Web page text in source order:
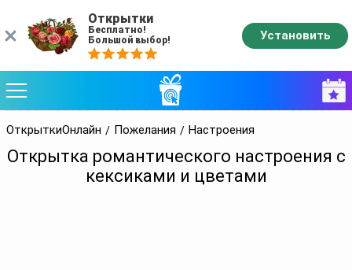
ОткрыткиОнлайн Пожелания Настроения
Открытка романтического настроения с
кексиками и цветами
Открытки
Бесплатно!
Большой выбор!
Установить